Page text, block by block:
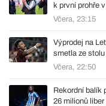
k první prohře
Včera, 23:15
Výprodej na
smetla ze
Včera, 22:50
Rekordní balík
26 milionů